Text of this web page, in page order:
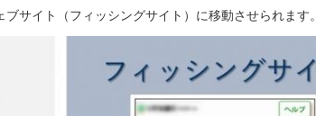
サイト（フィッシングサイト）に移動させられます。